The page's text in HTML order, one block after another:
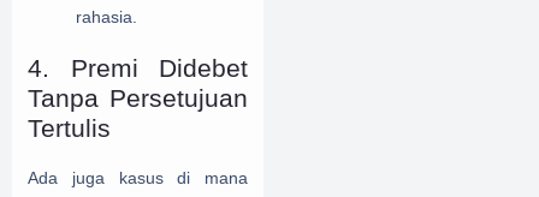
rahasia.
4. Premi Didebet
Tanpa Persetujuan
Tertulis
Ada juga kasus di mana